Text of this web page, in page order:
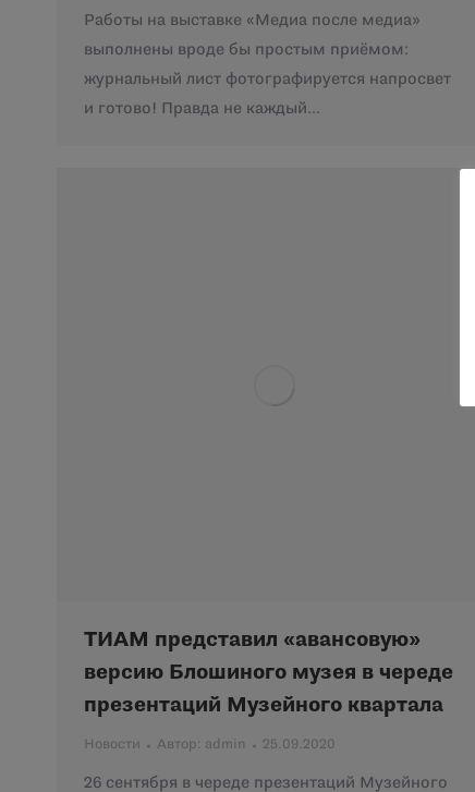
Работы на выставке «Медиа после медиа»
выполнены вроде бы простым приёмом:
журнальный лист фотографируется напросвет
и готово! Правда не каждый…
ТИАМ представил «авансовую»
версию Блошиного музея в череде
презентаций Музейного квартала
Новости Автор: admin 25.09.2020
26 сентября в череде презентаций Музейного